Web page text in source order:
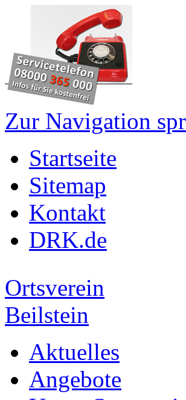
Zur Navigation
Startseite
Sitemap
Kontakt
DRK.de
Ortsverein
Beilstein
Aktuelles
Angebote